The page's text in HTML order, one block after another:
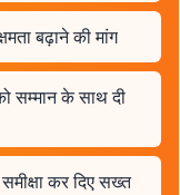
बढ़ाने की मांग
सम्मान के साथ दी
कर दिए सख्त